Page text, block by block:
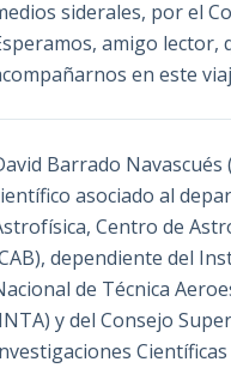
siderales, por el
amigo lector,
en este
Barrado Navascués
asociado al
Centro de
), dependiente del
de Técnica
y del Consejo
Científicas